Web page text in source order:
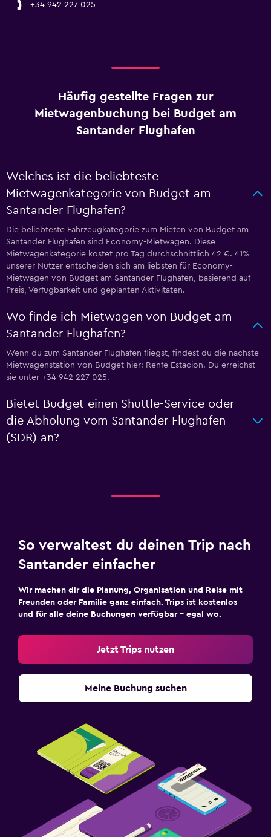
+34 942 227 025
Häufig gestellte Fragen zur
Mietwagenbuchung bei Budget am
Santander Flughafen
Welches ist die beliebteste
Mietwagenkategorie von Budget am
Santander Flughafen?
Die beliebteste Fahrzeugkategorie zum Mieten von Budget am
Santander Flughafen sind Economy-Mietwagen. Diese
Mietwagenkategorie kostet pro Tag durchschnittlich 42 €. 41%
unserer Nutzer entscheiden sich am liebsten für Economy-
Mietwagen von Budget am Santander Flughafen, basierend auf
Preis, Verfügbarkeit und geplanten Aktivitäten.
Wo finde ich Mietwagen von Budget am
Santander Flughafen?
Wenn du zum Santander Flughafen fliegst, findest du die nächste
Mietwagenstation von Budget hier: Renfe Estacion. Du erreichst
sie unter +34 942 227 025.
Bietet Budget einen Shuttle-Service oder
die Abholung vom Santander Flughafen
(SDR) an?
So verwaltest du deinen Trip nach
Santander einfacher
Wir machen dir die Planung, Organisation und Reise mit
Freunden oder Familie ganz einfach. Trips ist kostenlos
und für alle deine Buchungen verfügbar – egal wo.
Jetzt Trips nutzen
Meine Buchung suchen